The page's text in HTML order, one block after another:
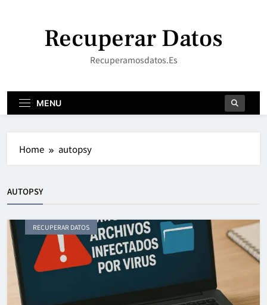
Recuperar Datos
Recuperamosdatos.es
MENU
Home autopsy
AUTOPSY
RECUPERAR DATOS